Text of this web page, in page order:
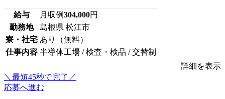
給与 月収例304,000円
勤務地
島根県 松江市
寮・社宅 あり（無料）
仕事内容 半導体工場 / 検査・検品 / 交替制
詳細を表示
＼最短45秒で完了／
応募へ進む